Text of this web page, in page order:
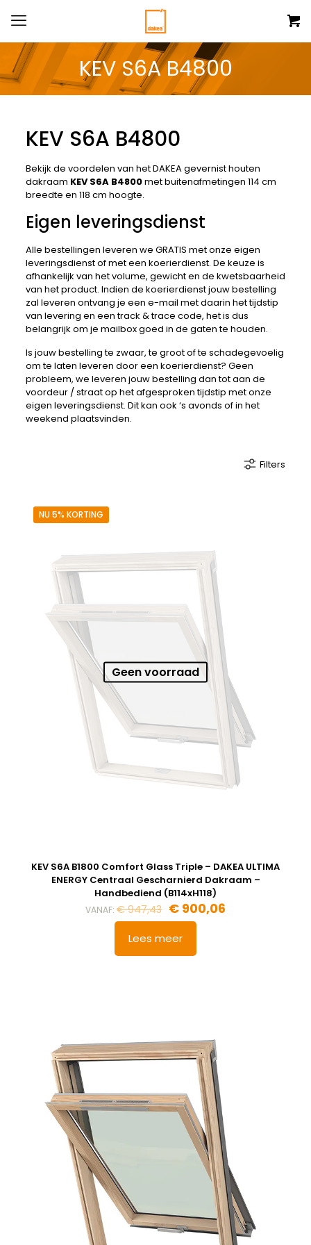
KEV S6A B4800
KEV S6A B4800
Bekijk de voordelen van het DAKEA gevernist houten
dakraam KEV S6A B4800met buitenafmetingen 114 cm
breedte en 118 cm hoogte.
Eigen leveringsdienst
Alle bestellingen leveren we GRATIS met onze eigen
leveringsdienst of met een koerierdienst. De keuze is
afhankelijk van het volume, gewicht en de kwetsbaarheid
van het product. Indien de koerierdienst jouw bestelling
zal leveren ontvang je een e-mail met daarin het tijdstip
van levering en een track & trace code, het is dus
belangrijk om je mailbox goed in de gaten te houden.
Is jouw bestelling te zwaar, te groot of te schadegevoelig
om te laten leveren door een koerierdienst? Geen
probleem, we leveren jouw bestelling dan tot aan de
voordeur / straat op het afgesproken tijdstip met onze
eigen leveringsdienst. Dit kan ook ‘s avonds of in het
weekend plaatsvinden.
Filters
NU 5% KORTING
Geen voorraad
KEV S6A B1800 Comfort Glass Triple – DAKEA ULTIMA
ENERGY Centraal Gescharnierd Dakraam –
Handbediend (B114xH118)
VANAF: €947,43 Oorspronkelijke
prijs
was:
€ 947,43.
€ 900,06
Lees meer